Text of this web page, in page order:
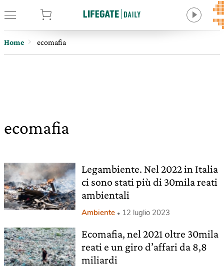
Home ecomafia
ecomafia
Legambiente. Nel 2022 in Italia
ci sono stati più di 30mila reati
ambientali
Ambiente 12 luglio 2023
Ecomafia, nel 2021 oltre 30mila
reati e un giro d’affari da 8,8
miliardi